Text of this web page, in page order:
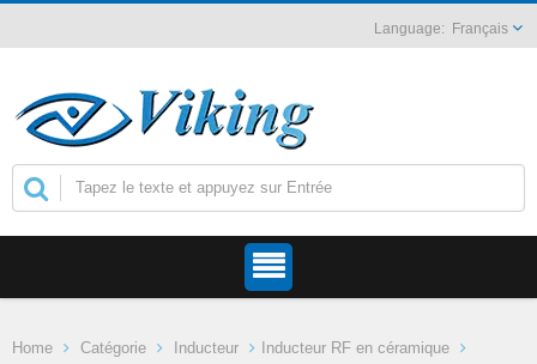
Français
Home Catégorie Inducteur
Inducteur RF en céramique